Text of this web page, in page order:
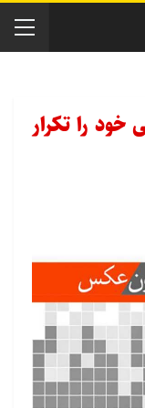
خود را تکرار